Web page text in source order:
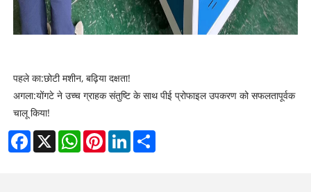
पहले का:छोटी मशीन, बढ़िया दक्षता!
अगला:योंगटे ने उच्च ग्राहक संतुष्टि के साथ पीई प्रोफाइल उपकरण को सफलतापूर्वक
चालू किया!
Facebook
X WhatsAppPinterestLinkedIn